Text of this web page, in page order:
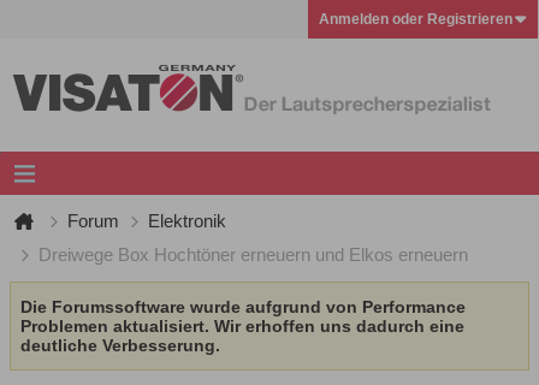
Anmelden oder Registrieren
Forum
Elektronik
Dreiwege Box Hochtöner erneuern und Elkos erneuern
Die Forumssoftware wurde aufgrund von Performance
Problemen aktualisiert. Wir erhoffen uns dadurch eine
deutliche Verbesserung.